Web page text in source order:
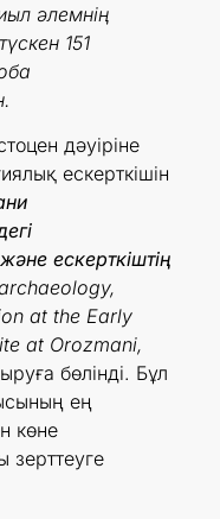
әлемнің
151
дәуіріне
ескерткішін
ескерткіштің
at the Early
at Orozmani,
бөлінді. Бұл
ең
көне
зерттеуге